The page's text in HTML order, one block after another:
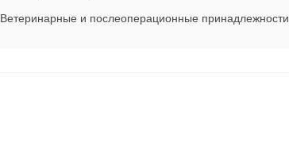
Ветеринарные и послеоперационные принадлежности